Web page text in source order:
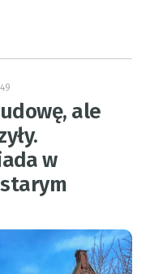
ale
w